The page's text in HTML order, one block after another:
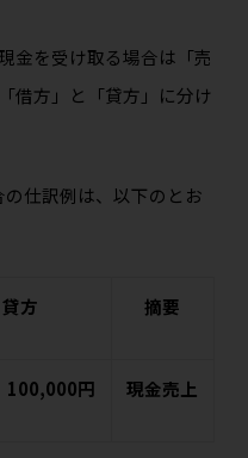
金を受け取る場合は「売
借方」と「貸方」に分け
仕訳例は、以下のとお
貸方 摘要
100,000円 現金売上